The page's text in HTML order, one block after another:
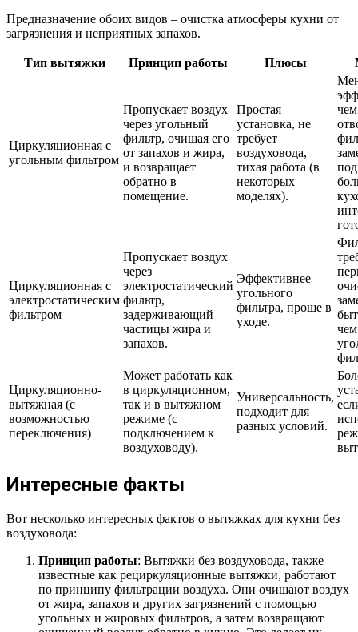
Предназначение обоих видов – очистка атмосферы кухни от
загрязнения и неприятных запахов.
Тип вытяжки Принцип работы Плюсы
Циркуляционная с
угольным фильтром
Пропускает воздух
через угольный
фильтр, очищая его
от запахов и жира,
и возвращает
обратно в
помещение.
Простая
установка, не
требует
воздуховода,
тихая работа (в
некоторых
моделях).
Циркуляционная с
электростатическим
фильтром
Пропускает воздух
через
электростатический
фильтр,
задерживающий
частицы жира и
запахов.
Эффективнее
угольного
фильтра, проще в
уходе.
Циркуляционно-
вытяжная (с
возможностью
переключения)
Может работать как
в циркуляционном,
так и в вытяжном
режиме (с
подключением к
воздуховоду).
Универсальность,
подходит для
разных условий.
Интересные факты
Вот несколько интересных фактов о вытяжках для кухни без
воздуховода:
Принцип работы: Вытяжки без воздуховода, также
известные как рециркуляционные вытяжки, работают
по принципу фильтрации воздуха. Они очищают воздух
от жира, запахов и других загрязнений с помощью
угольных и жировых фильтров, а затем возвращают